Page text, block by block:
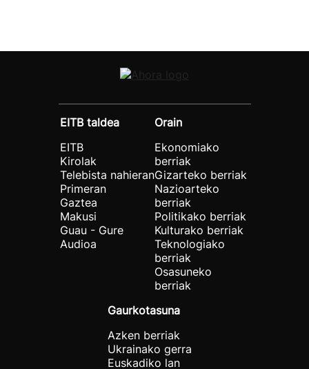
EITB taldea
EITB
Kirolak
Telebista nahieran
Primeran
Gaztea
Makusi
Guau - Gure
Audioa
Orain
Ekonomiako
berriak
Gizarteko berriak
Nazioarteko
berriak
Politikako berriak
Kulturako berriak
Teknologiako
berriak
Osasuneko
berriak
Gaurkotasuna
Azken berriak
Ukrainako gerra
Euskadiko lan